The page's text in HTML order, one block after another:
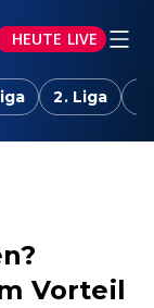
HEUTE LIVE
2. Liga
Vorteil